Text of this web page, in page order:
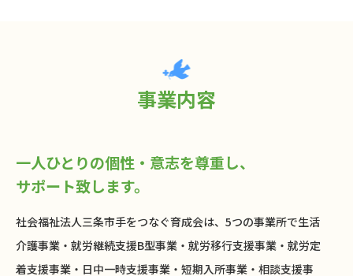
事業内容
一人ひとりの個性・意志を尊重し、
サポート致します。
社会福祉法人三条市手をつなぐ育成会は、5つの事業所で生活
介護事業・就労継続支援B型事業・就労移行支援事業・就労定
着支援事業・日中一時支援事業・短期入所事業・相談支援事